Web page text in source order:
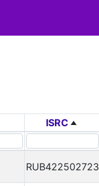
ISRC
RUB422502723